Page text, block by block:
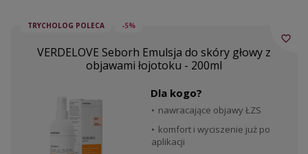
TRYCHOLOG POLECA -5%
VERDELOVE Seborh Emulsja do skóry głowy z
objawami łojotoku - 200ml
Dla kogo?
nawracające objawy ŁZS
komfort i wyciszenie już po
aplikacji
favorite_border